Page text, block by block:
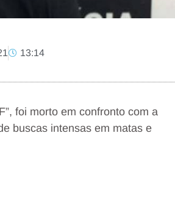
13:14
foi morto em confronto com a
buscas intensas em matas e